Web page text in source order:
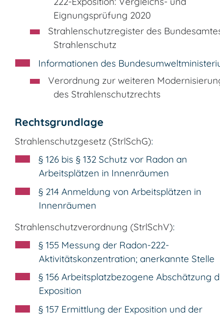
Eignungsprüfung 2020
Strahlenschutzregister des
Strahlenschutz
Informationen des
Verordnung zur weiteren
des Strahlenschutzrechts
Rechtsgrundlage
Strahlenschutzgesetz (StrlSchG):
§ 126 bis § 132 Schutz vor Radon an
Arbeitsplätzen in Innenräumen
§ 214 Anmeldung von Arbeitsplätzen in
Innenräumen
Strahlenschutzverordnung (StrlSchV):
§ 155 Messung der Radon-222-
Aktivitätskonzentration; anerkannte Stelle
§ 156 Arbeitsplatzbezogene Abschätzung
Exposition
§ 157 Ermittlung der Exposition und der